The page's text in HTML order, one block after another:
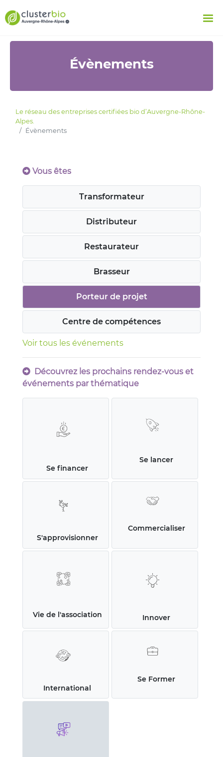
Évènements
Le réseau des entreprises certifiées bio d’Auvergne-Rhône-
Alpes.
Évènements
Vous êtes
Transformateur
Distributeur
Restaurateur
Brasseur
Porteur de projet
Centre de compétences
Voir tous les événements
Découvrez les prochains rendez-vous et
événements par thématique
Se financer
Se lancer
S'approvisionner
Commercialiser
Vie de l'association Innover
International
Se Former